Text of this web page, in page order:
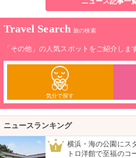
Travel Search 旅の検索
「その他」の人気スポットをご紹介しま
気分で探す
ニュースランキング
1
横浜・海の公園にス
トロ洋館で至福のコ